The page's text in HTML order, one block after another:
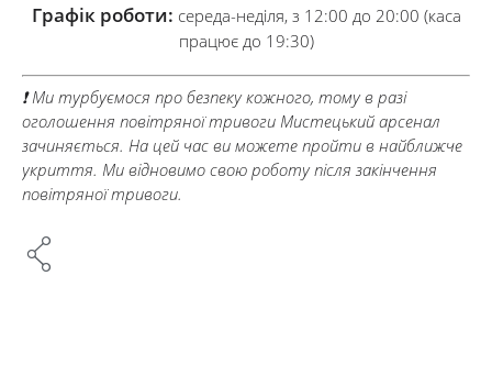
Графік роботи: середа-неділя, з 12:00 до 20:00 (каса
працює до 19:30)
❗ Ми турбуємося про безпеку кожного, тому в разі
оголошення повітряної тривоги Мистецький арсенал
зачиняється. На цей час ви можете пройти в найближче
укриття. Ми відновимо свою роботу після закінчення
повітряної тривоги.